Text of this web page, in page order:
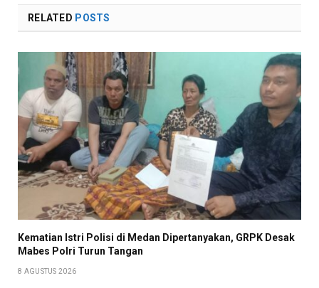
RELATED POSTS
Kematian Istri Polisi di Medan Dipertanyakan, GRPK Desak
Mabes Polri Turun Tangan
8 AGUSTUS 2026